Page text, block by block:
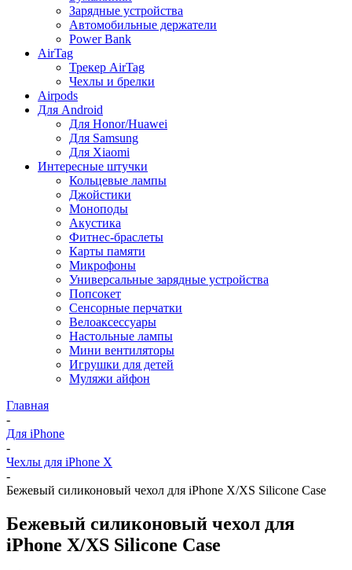
Зарядные устройства
Автомобильные держатели
Power Bank
AirTag
Трекер AirTag
Чехлы и брелки
Airpods
Для Android
Для Honor/Huawei
Для Samsung
Для Xiaomi
Интересные штучки
Кольцевые лампы
Джойстики
Моноподы
Акустика
Фитнес-браслеты
Карты памяти
Микрофоны
Универсальные зарядные устройства
Попсокет
Сенсорные перчатки
Велоаксессуары
Настольные лампы
Мини вентиляторы
Игрушки для детей
Муляжи айфон
Главная
-
Для iPhone
-
Чехлы для iPhone X
-
Бежевый силиконовый чехол для iPhone X/XS Silicone Case
Бежевый силиконовый чехол для
iPhone X/XS Silicone Case